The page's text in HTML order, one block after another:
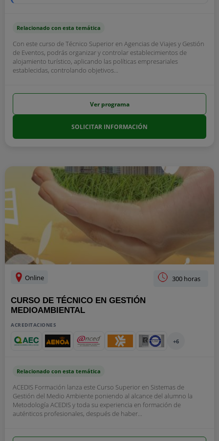
Relacionado con esta temática
Con este curso de Técnico Superior en Agencias de Viajes y Gestión
de Eventos, podrás organizar y controlar establecimientos de
alojamiento turístico, aplicando las políticas empresariales
establecidas, controlando objetivos...
Ver programa
SOLICITAR INFORMACIÓN
Online 300 horas
CURSO DE TÉCNICO EN GESTIÓN
MEDIOAMBIENTAL
ACREDITACIONES
+6
Relacionado con esta temática
ACEDIS Formación lanza este Curso Superior en Sistemas de
Gestión del Medio Ambiente poniendo al alcance del alumno la
Metodología ACEDIS y toda su experiencia en formación de
auténticos profesionales, después de haber...